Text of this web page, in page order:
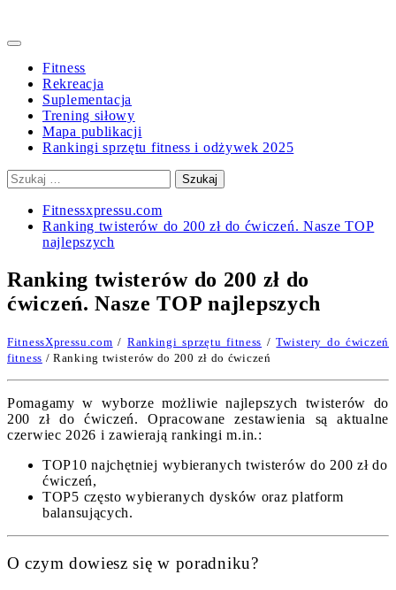
Primary
Fitness
Rekreacja
Suplementacja
Trening siłowy
Mapa publikacji
Rankingi sprzętu fitness i odżywek 2025
Szukaj:
Fitnessxpressu.com
Ranking twisterów do 200 zł do ćwiczeń. Nasze TOP
najlepszych
Ranking twisterów do 200 zł do
ćwiczeń. Nasze TOP najlepszych
FitnessXpressu.com / Rankingi sprzętu fitness /Twistery do ćwiczeń
fitness / Ranking twisterów do 200 zł do ćwiczeń
Pomagamy w wyborze możliwie najlepszych twisterów do
200 zł do ćwiczeń. Opracowane zestawienia są aktualne
czerwiec 2026 i zawierają rankingi m.in.:
TOP10 najchętniej wybieranych twisterów do 200 zł do
ćwiczeń,
TOP5 często wybieranych dysków oraz platform
balansujących.
O czym dowiesz się w poradniku?